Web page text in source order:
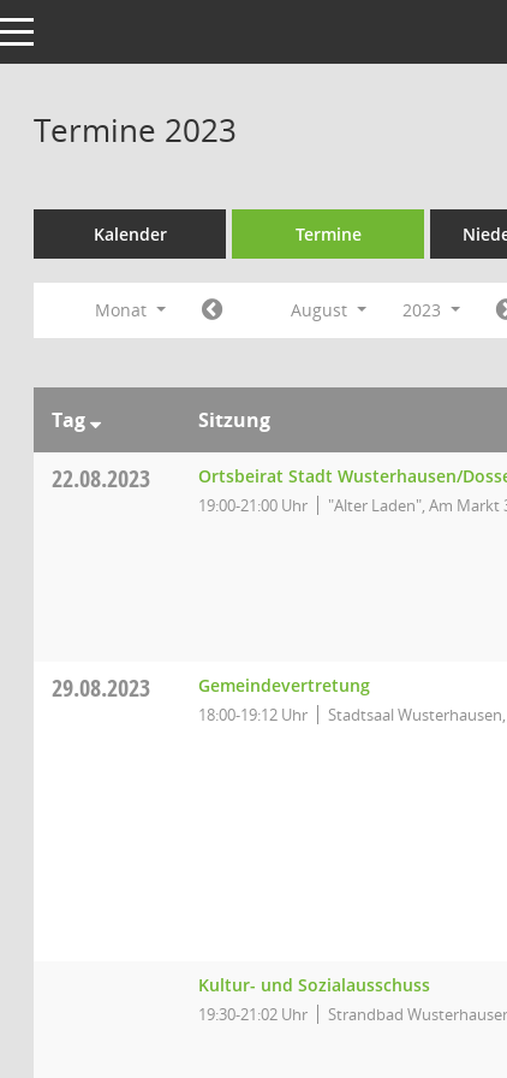
navigation
Termine 2023
Kalender Termine
Monat August 2023
Tag Sitzung
22.08.2023 Ortsbeirat Stadt Wusterhausen/
19:00-21:00 Uhr "Alter Laden", Am Markt
29.08.2023 Gemeindevertretung
18:00-19:12 Uhr Stadtsaal
Kultur- und Sozialausschuss
19:30-21:02 Uhr Strandbad